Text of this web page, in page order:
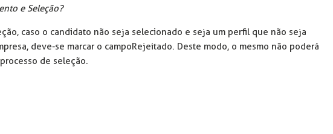
e Seleção?
caso o candidato não seja selecionado e seja um perfil que não seja
deve-se marcar o campo Rejeitado. Deste modo, o mesmo não poderá
de seleção.